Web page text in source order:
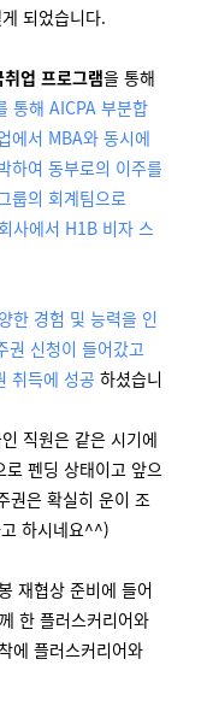
되었습니다.
업 프로그램을 통해
통해 AICPA 부분합
에서 MBA와 동시에
하여 동부로의 이주를
룹의 회계팀으로
사에서 H1B 비자 스
한 경험 및 능력을 인
권 신청이 들어갔고
취득에 성공 하셨습니
직원은 같은 시기에
펜딩 상태이고 앞으
권은 확실히 운이 조
하시네요^^)
재협상 준비에 들어
한 플러스커리어와
에 플러스커리어와